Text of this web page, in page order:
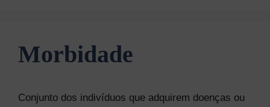
Morbidade
Conjunto dos indivíduos que adquirem doenças ou